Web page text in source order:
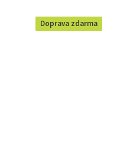
Doprava zdarma